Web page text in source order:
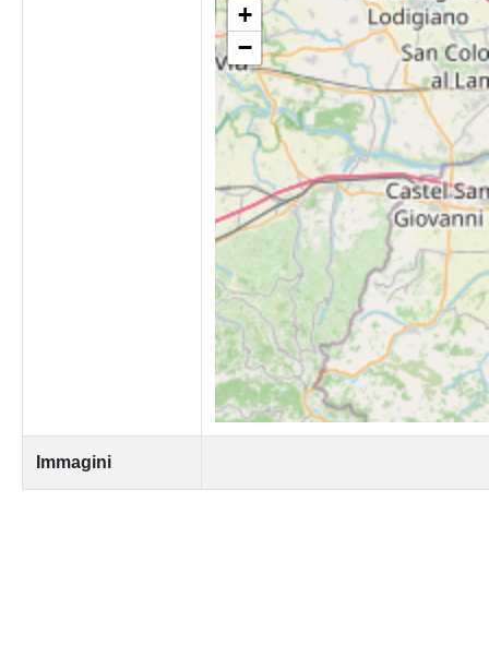
+
−
Immagini